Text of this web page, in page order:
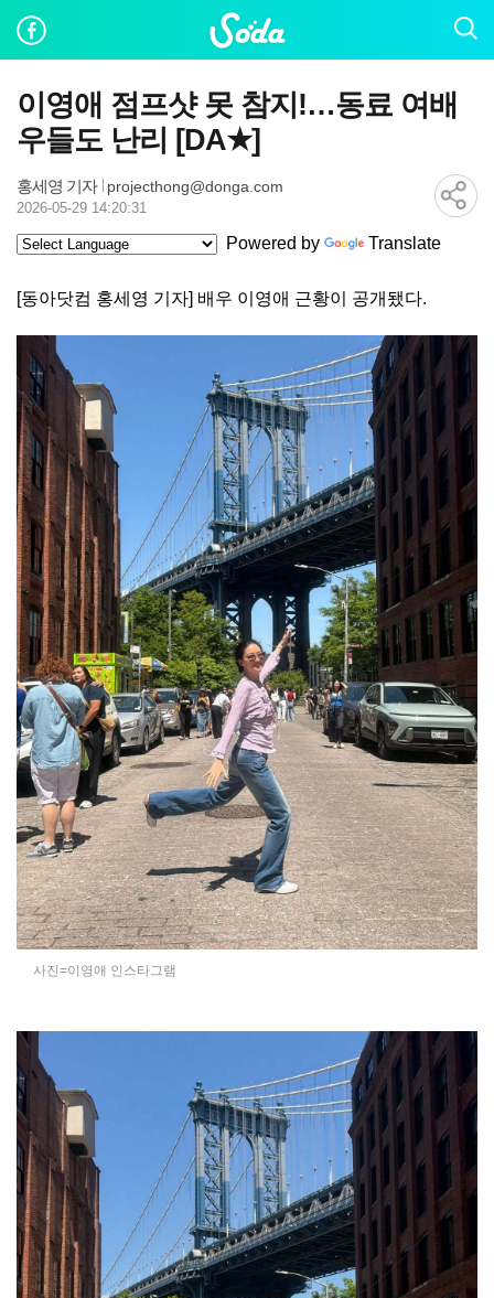
이영애 점프샷 못 참지!…동료 여배
우들도 난리 [DA★]
홍세영 기자 projecthong@donga.com
2026-05-29 14:20:31
Powered by Translate
[동아닷컴 홍세영 기자] 배우 이영애 근황이 공개됐다.
사진=이영애 인스타그램